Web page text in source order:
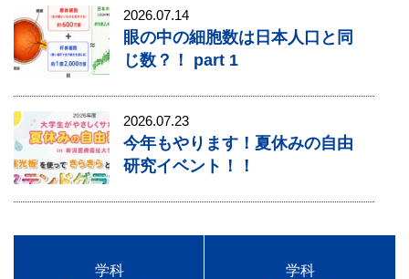
2026.07.14
眼の中の細胞数は日本人口と同
じ数？！ part 1
2026.07.23
今年もやります！夏休みの自由
研究イベント！！
学科
学科